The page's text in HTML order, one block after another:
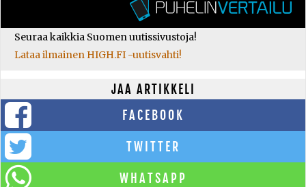
Seuraa kaikkia Suomen uutissivustoja!
Lataa ilmainen HIGH.FI -uutisvahti!
JAA ARTIKKELI
FACEBOOK
TWITTER
WHATSAPP